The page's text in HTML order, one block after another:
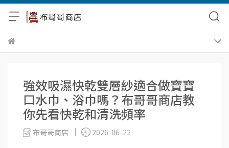
強效吸濕快乾雙層紗適合做寶寶
口水巾、浴巾嗎？布哥哥商店教
你先看快乾和清洗頻率
布哥哥商店 2026-06-22